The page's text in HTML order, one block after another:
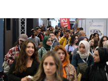
kıyafeti, mal ve hijyen koşulları gibi
düzenlemeler getiriliyor. Böylece
pazar yerlerinde alışverişin daha
cazip hale gelmesi hedefleniyor.
Pazar...